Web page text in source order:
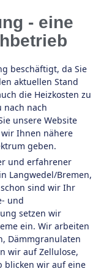
- eine
beschäftigt, da Sie
aktuellen Stand
die Heizkosten zu
nach nach
unsere Website
Ihnen nähere
geben.
und erfahrener
Langwedel/Bremen,
schon sind wir Ihr
und
setzen wir
ein. Wir arbeiten
Dämmgranulaten
wir auf Zellulose,
blicken wir auf eine